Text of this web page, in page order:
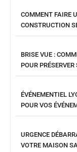
COMMENT FAIRE
CONSTRUCTION
BRISE VUE :
POUR
ÉVÉNEMENTIEL
POUR VOS
URGENCE
VOTRE MAISON